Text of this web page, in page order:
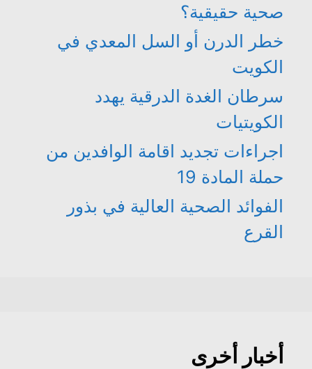
صحية حقيقية؟
خطر الدرن أو السل المعدي في
الكويت
سرطان الغدة الدرقية يهدد
الكويتيات
اجراءات تجديد اقامة الوافدين من
حملة المادة 19
الفوائد الصحية العالية في بذور
القرع
أخبار أخرى